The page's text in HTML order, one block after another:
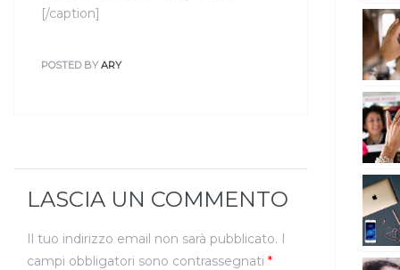
[/caption]
POSTED BY ARY
LASCIA UN COMMENTO
Il tuo indirizzo email non sarà pubblicato. I
campi obbligatori sono contrassegnati *